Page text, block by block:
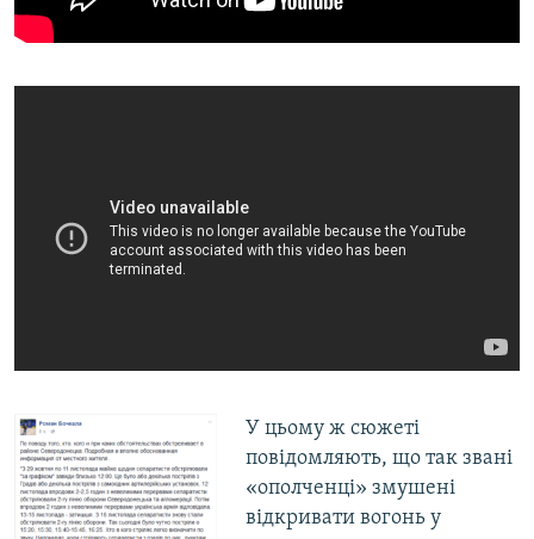
У цьому ж сюжеті
повідомляють, що так звані
«ополченці» змушені
відкривати вогонь у